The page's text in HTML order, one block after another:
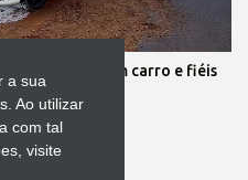
a sua
Ao utilizar
com tal
visite
Christi com carro e fiéis